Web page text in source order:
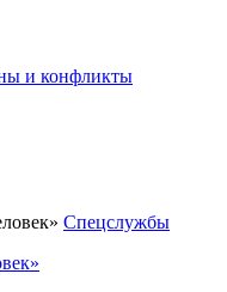
и конфликты
Спецслужбы